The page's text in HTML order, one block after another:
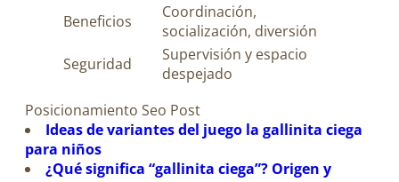
Beneficios
Coordinación,
socialización, diversión
Seguridad
Supervisión y espacio
despejado
Posicionamiento Seo Post
Ideas de variantes del juego la gallinita ciega
para niños
¿Qué significa “gallinita ciega”? Origen y